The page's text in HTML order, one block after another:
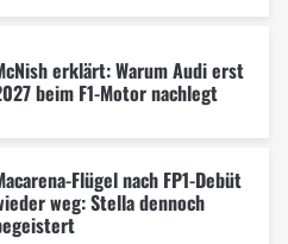
erklärt: Warum Audi erst
beim F1-Motor nachlegt
Flügel nach FP1-Debüt
weg: Stella dennoch